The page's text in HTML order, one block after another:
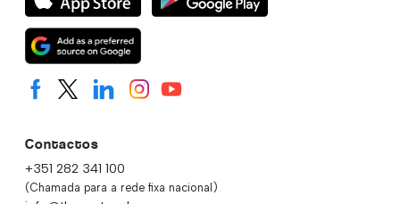
Contactos
+351 282 341 100
(Chamada para a rede fixa nacional)